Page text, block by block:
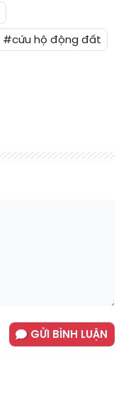
#cứu hộ động đất
GỬI BÌNH LUẬN